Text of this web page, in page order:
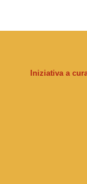
Iniziativa a